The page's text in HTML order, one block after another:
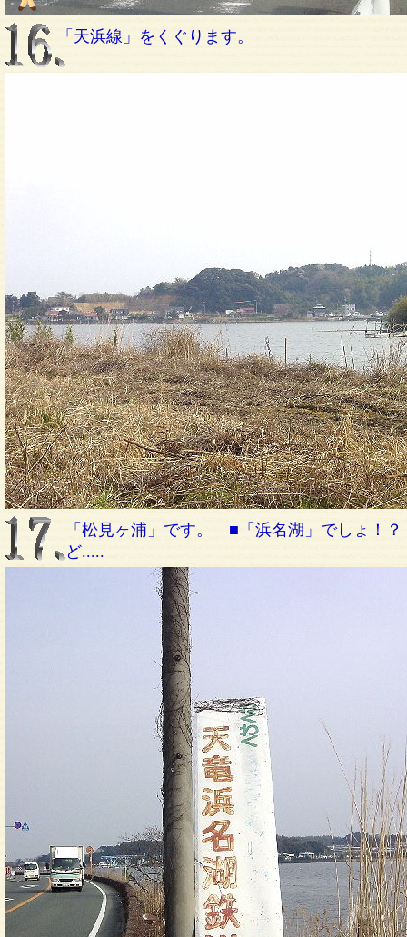
「天浜線」をくぐります。
「松見ヶ浦」です。 ■「浜名湖」でしょ！
ど.....